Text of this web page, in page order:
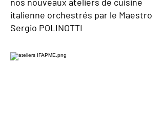
italienne orchestrés par le Maestro
Sergio POLINOTTI